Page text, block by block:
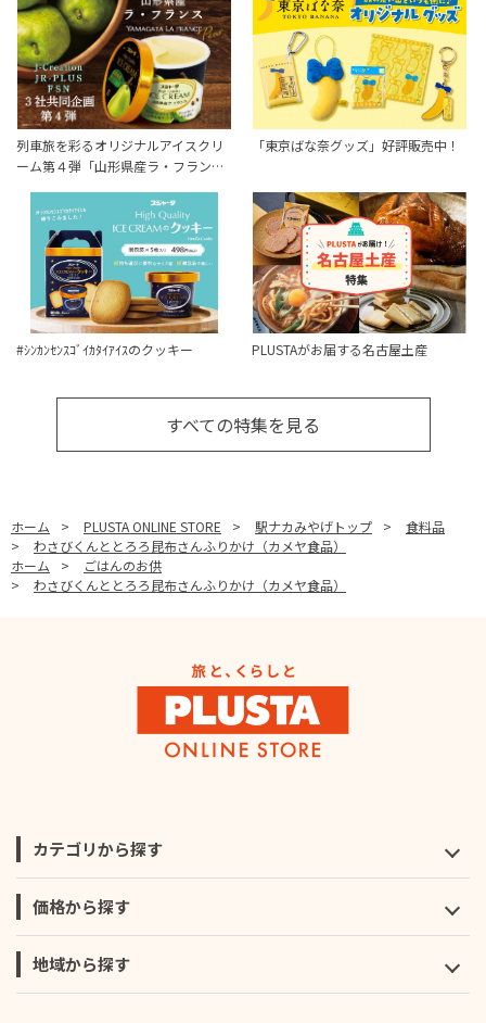
列車旅を彩るオリジナルアイスクリ
ーム第４弾「山形県産ラ・フラン…
「東京ばな奈グッズ」好評販売中！
#ｼﾝｶﾝｾﾝｽｺﾞｲｶﾀｲｱｲｽのクッキー PLUSTAがお届する名古屋土産
すべての特集を見る
ホーム > PLUSTA ONLINE STORE > 駅ナカみやげトップ >
食料品
>
わさびくんととろろ昆布さんふりかけ（カメヤ食品）
ホーム
>
ごはんのお供
>
わさびくんととろろ昆布さんふりかけ（カメヤ食品）
カテゴリから探す
価格から探す
地域から探す